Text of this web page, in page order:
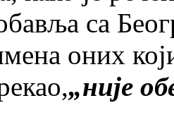
са
оних
„није